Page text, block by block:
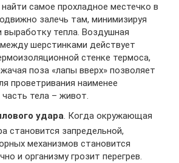
самое прохладное местечко в
залечь там, минимизируя
выработку тепла. Воздушная
шерстинками действует
стенке термоса,
поза «лапы вверх» позволяет
проветривания наименее
тела – живот.
удара. Когда окружающая
становится запредельной,
механизмов становится
и организму грозит перегрев.